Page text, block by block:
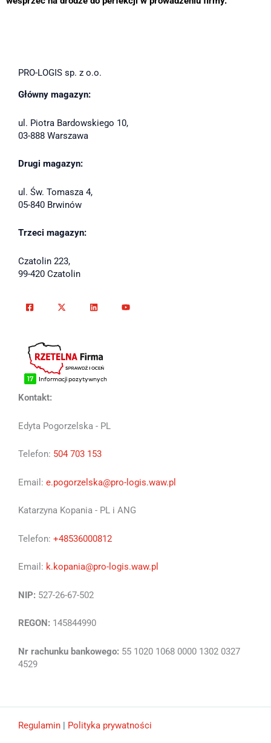
PRO-LOGIS sp. z o.o.
Główny magazyn:
ul. Piotra Bardowskiego 10,
03-888 Warszawa
Drugi magazyn:
ul. Św. Tomasza 4,
05-840 Brwinów
Trzeci magazyn:
Czatolin 223,
99-420 Czatolin
Kontakt:
Edyta Pogorzelska - PL
Telefon: 504 703 153
Email: e.pogorzelska@pro-logis.waw.pl
Katarzyna Kopania - PL i ANG
Telefon: +48536000812
Email: k.kopania@pro-logis.waw.pl
NIP: 527-26-67-502
REGON: 145844990
Nr rachunku bankowego: 55 1020 1068 0000 1302 0327
4529
Regulamin | Polityka prywatności